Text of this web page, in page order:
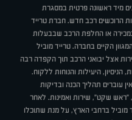
מיד ראשונה פרטית במסגרת
הרוכשים רכב חדש. חברת טרייד
במכירה או החלפת הרכב שבבעלות
הקיים בחברה. טרייד מוביל
אצל יבואני הרכב תוך הקפדה רבה
הניסיון, היעילות והנוחות ללקוח.
עוברים תהליך הכנה ובדיקות
"ראש שקט", שירות ואמינות. לאחר
מוביל ברחבי הארץ, על מנת שתוכלו